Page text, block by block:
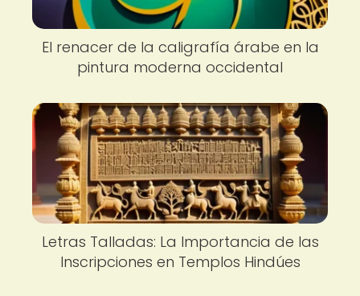
El renacer de la caligrafía árabe en la
pintura moderna occidental
Letras Talladas: La Importancia de las
Inscripciones en Templos Hindúes